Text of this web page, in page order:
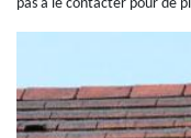
pas à le contacter pour de